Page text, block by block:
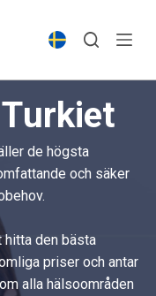
de högsta
och säker
hitta den bästa
priser och antar
alla hälsoområden